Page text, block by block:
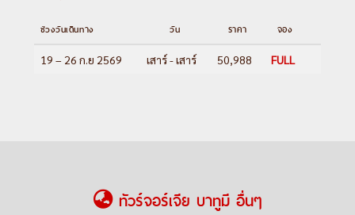
ช่วงวันเดินทาง วัน ราคา จอง
19 – 26 ก.ย 2569 เสาร์ - เสาร์ 50,988 FULL
ทัวร์จอร์เจีย บาทูมี อื่นๆ